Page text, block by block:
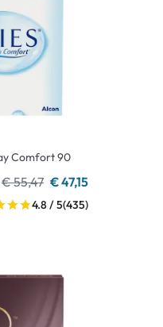
Comfort 90
€ 55,47 € 47,15
4.8 / 5(435)